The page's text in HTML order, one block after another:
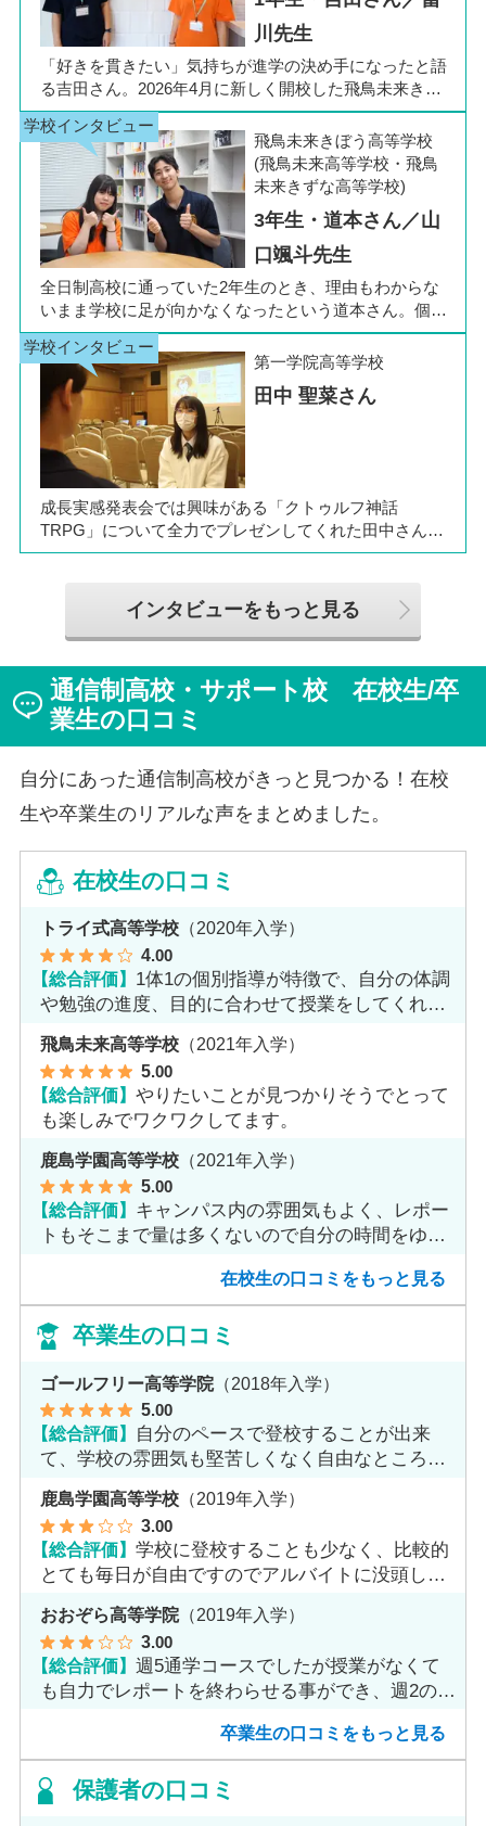
川先生
「好きを貫きたい」気持ちが進学の決め手になったと語
る吉田さん。2026年4月に新しく開校した飛鳥未来きぼ
う高等学校 柏キャンパスの1年生です。彼女は中学3年
生の公立入試直前に「自分らしく過ごしながら夢に近づ
ける環境を選びたい」と思い、進路変更を決意しまし
た。今回は吉田さん、同キャンパスの冨川先生に、通信
制高校の学校生活の様子や雰囲気、行事について語って
いただきました。お互いの話からは、日々の何気ない会
話や行事を通じて育まれた、先生と生徒の温かな信頼関
係もうかがえました。
飛鳥未来きぼう高等学校
(飛鳥未来高等学校・飛鳥
未来きずな高等学校)
3年生・道本さん／山
口颯斗先生
全日制高校に通っていた2年生のとき、理由もわからな
いまま学校に足が向かなくなったという道本さん。個別
相談会で感じた先生の「温かさ」を決め手に、飛鳥未来
きぼう高等学校の町田キャンパスへの転入を選びまし
た。現在は同校に3年生として在籍しながら、オープン
キャンパスでは未来の後輩たちのサポート役「キャス
ト」として活躍しています。同校の山口颯斗先生ととも
に、通信制ならではの人との関わりや、自分らしく過ご
せる学校生活について語ってくれました。
第一学院高等学校
田中 聖菜さん
成長実感発表会では興味がある「クトゥルフ神話
TRPG」について全力でプレゼンしてくれた田中さん
は、全日制高校での生活の中で体調を崩し、12月に第一
トやスクーリングをこなしながら、自分らしく過ごせる
ようになった2か月を振り返ってお話いただきました。
「通信制高校は家で一人で勉強するもの」というイメー
ジを持っていた田中さんですが、キャンパスでフェロー
（先生）や仲間に囲まれる中で、その不安は希望へと変
わったと言います。
インタビューをもっと見る
通信制高校・サポート校 在校生/卒
業生の口コミ
自分にあった通信制高校がきっと見つかる！在校
生や卒業生のリアルな声をまとめました。
在校生の口コミ
トライ式高等学校 （2020年入学）
4.00
【総合評価】 1体1の個別指導が特徴で、自分の体調
や勉強の進度、目的に合わせて授業をしてくれま
飛鳥未来高等学校 （2021年入学）
5.00
【総合評価】やりたいことが見つかりそうでとって
も楽しみでワクワクしてます。
鹿島学園高等学校 （2021年入学）
5.00
【総合評価】 キャンパス内の雰囲気もよく、レポー
トもそこまで量は多くないので自分の時間をゆっ
在校生の口コミをもっと見る
卒業生の口コミ
ゴールフリー高等学院 （2018年入学）
5.00
【総合評価】 自分のペースで登校することが出来
て、学校の雰囲気も堅苦しくなく自由なところが
鹿島学園高等学校 （2019年入学）
3.00
【総合評価】学校に登校することも少なく、比較的
とても毎日が自由ですのでアルバイトに没頭して
おおぞら高等学院（2019年入学）
3.00
【総合評価】週5通学コースでしたが授業がなくて
も自力でレポートを終わらせる事ができ、週2のコ
卒業生の口コミをもっと見る
保護者の口コミ